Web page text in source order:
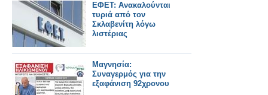
ΕΦΕΤ: Ανακαλούνται
τυριά από τον
Σκλαβενίτη λόγω
λιστέριας
Μαγνησία:
Συναγερμός για την
εξαφάνιση 92χρονου